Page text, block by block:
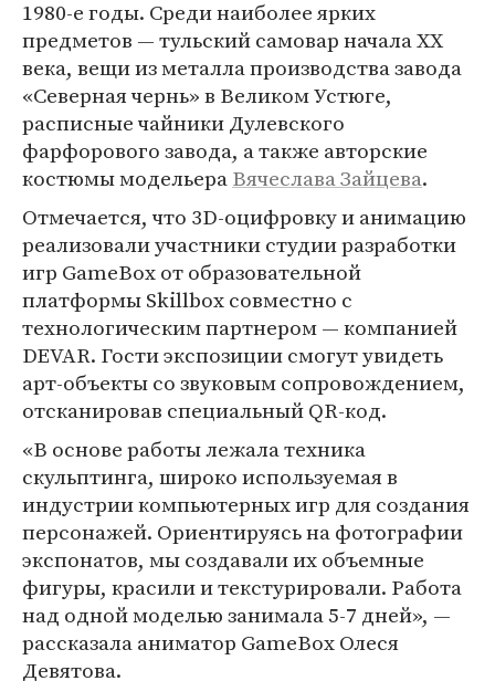
1980-е годы. Среди наиболее ярких
предметов — тульский самовар начала XX
века, вещи из металла производства завода
«Северная чернь» в Великом Устюге,
расписные чайники Дулевского
фарфорового завода, а также авторские
костюмы модельераВячеслава Зайцева.
Отмечается, что 3D-оцифровку и анимацию
реализовали участники студии разработки
игр GameBox от образовательной
платформы Skillbox совместно с
технологическим партнером — компанией
DEVAR. Гости экспозиции смогут увидеть
арт-объекты со звуковым сопровождением,
отсканировав специальный QR-код.
«В основе работы лежала техника
скульптинга, широко используемая в
индустрии компьютерных игр для создания
персонажей. Ориентируясь на фотографии
экспонатов, мы создавали их объемные
фигуры, красили и текстурировали. Работа
над одной моделью занимала 5-7 дней», —
рассказала аниматор GameBox Олеся
Девятова.